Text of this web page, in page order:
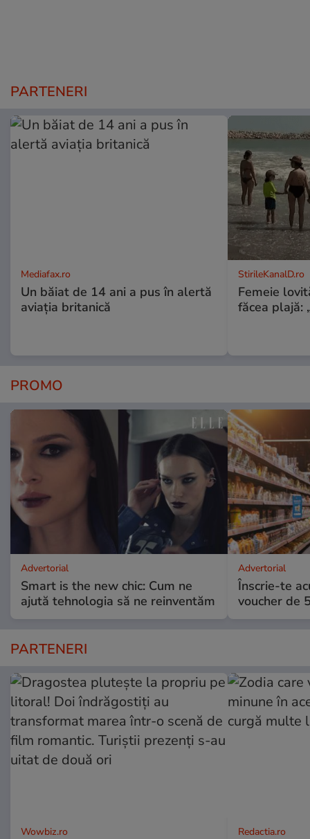
PARTENERI
Mediafax.ro
Un băiat de 14 ani a pus în alertă
aviația britanică
StirileKanalD.ro
Femeie
făcea plajă:
PROMO
Advertorial
Smart is the new chic: Cum ne
ajută tehnologia să ne reinventăm
Advertorial
Înscrie-te
voucher de
PARTENERI
Wowbiz.ro Redactia.ro